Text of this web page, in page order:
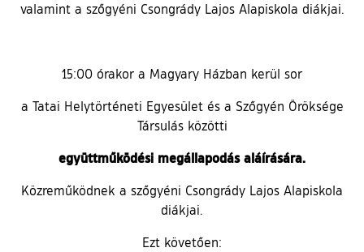
valamint a szőgyéni Csongrády Lajos Alapiskola diákjai.
15:00 órakor a Magyary Házban kerül sor
a Tatai Helytörténeti Egyesület és a Szőgyén Öröksége
Társulás közötti
együttműködési megállapodás aláírására.
Közreműködnek a szőgyéni Csongrády Lajos Alapiskola
diákjai.
Ezt követően: